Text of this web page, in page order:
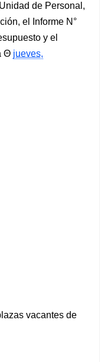
de Personal,
el Informe N°
y el
jueves,
vacantes de